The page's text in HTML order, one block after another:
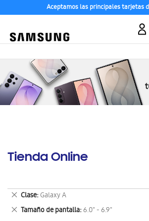
Aceptamos las principales tarjetas
Tienda Online
Clase Galaxy A
Eliminar
este
artículo
Tamaño de pantalla 6.0" - 6.9"
Eliminar